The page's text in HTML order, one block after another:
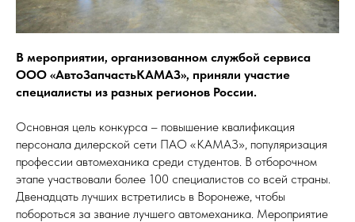
В мероприятии, организованном службой сервиса
ООО «АвтоЗапчастьКАМАЗ», приняли участие
специалисты из разных регионов России.
Основная цель конкурса – повышение квалификация
персонала дилерской сети ПАО «КАМАЗ», популяризация
профессии автомеханика среди студентов. В отборочном
этапе участвовали более 100 специалистов со всей страны.
Двенадцать лучших встретились в Воронеже, чтобы
побороться за звание лучшего автомеханика. Мероприятие